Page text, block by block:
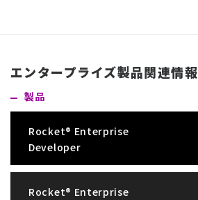
エンタープライズ製品関連情報
製品
Rocket® Enterprise
Developer
Rocket® Enterprise